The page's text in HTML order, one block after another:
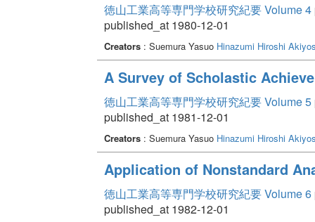
徳山工業高等専門学校研究紀要 Volume 4
published_at 1980-12-01
Creators: Suemura Yasuo Hinazumi Hiroshi
A Survey of Scholastic
徳山工業高等専門学校研究紀要 Volume 5
published_at 1981-12-01
Creators: Suemura Yasuo Hinazumi Hiroshi
Application of Nonstandard
徳山工業高等専門学校研究紀要 Volume 6
published_at 1982-12-01